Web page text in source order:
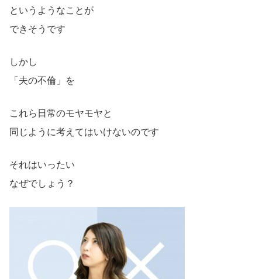
というようなことが
できそうです
しかし
「夫の不倫」を
これら日常のモヤモヤと
同じように考えてはいけないのです
それはいったい
なぜでしょう？